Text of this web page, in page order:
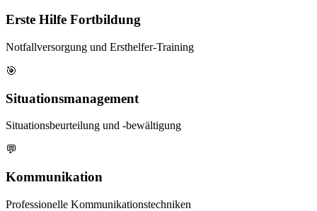
Erste Hilfe Fortbildung
Notfallversorgung und Ersthelfer-Training
🎯
Situationsmanagement
Situationsbeurteilung und -bewältigung
💬
Kommunikation
Professionelle Kommunikationstechniken